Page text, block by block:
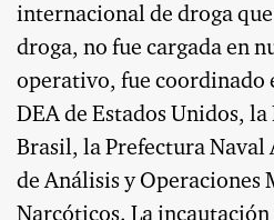
internacional de droga
droga, no fue cargada en
operativo, fue coordinado
DEA de Estados Unidos,
Brasil, la Prefectura Naval
de Análisis y Operaciones
Narcóticos. La incautación